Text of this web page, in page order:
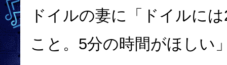
ドイルの妻に「ドイルに
こと。5分の時間がほしい